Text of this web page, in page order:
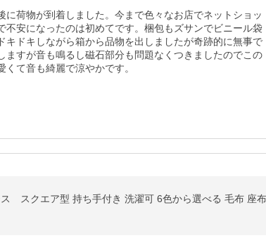
荷物が到着しました。今まで色々なお店でネットショッ
不安になったのは初めてです。梱包もズサンでビニール袋
ドキしながら箱から品物を出しましたが奇跡的に無事で
ますが音も鳴るし磁石部分も問題なくつきましたのでこの
て音も綺麗で涼やかです。